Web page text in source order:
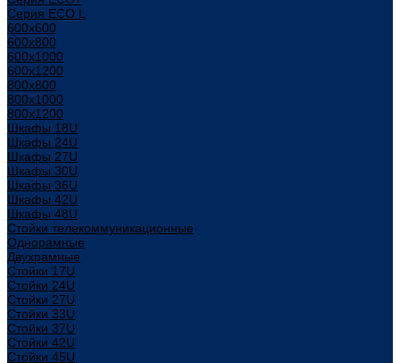
Серия ECO L
600x600
600x800
600х1000
600х1200
800x800
800х1000
800х1200
Шкафы 18U
Шкафы 24U
Шкафы 27U
Шкафы 30U
Шкафы 36U
Шкафы 42U
Шкафы 48U
Стойки телекоммуникационные
Однорамные
Двухрамные
Стойки 17U
Стойки 24U
Стойки 27U
Стойки 33U
Стойки 37U
Стойки 42U
Стойки 45U